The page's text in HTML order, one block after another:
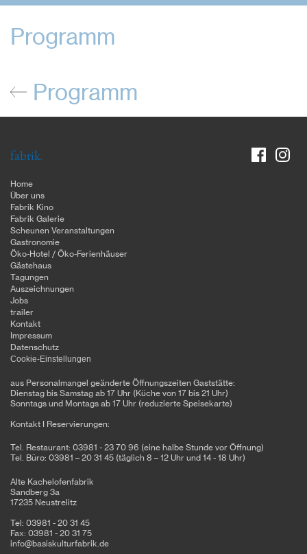
Programm
Programm
fabrik.
Home
Über uns
Fabrik Kino
Fabrik Galerie
Scheunen Veranstaltungen
Gastronomie
Öko-Hotel / Öko-Ferienhäuser
Gästehaus
Tagungen
Auszeichnungen
Jobs
trailer
Kontakt
Impressum
Datenschutz
Cookie-Einstellungen
Alte Kachelofenfabrik
Sandberg 3a
17235 Neustrelitz
Tel: 03981 - 20 31 45
Fax: 03981 - 20 31 75
info@basiskulturfabrik.de
aus Personalmangel geänderte Öffnungszeiten Gaststätte:
Dienstag bis Samstag ab 17 Uhr (Küche von 17 bis 21 Uhr)
Sonntags und Montags ab 17 Uhr (reduzierte Speisekarte)
Kontakt I Reservierungen:
Tel. Restaurant: 03981 - 23 70 96 (eine halbe Stunde vor Öffnung)
Tel. Büro: 03981 – 20 31 45 (täglich 8 – 12 Uhr und 14 - 18 Uhr)